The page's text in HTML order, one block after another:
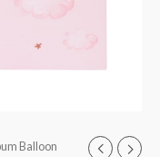
Balloon